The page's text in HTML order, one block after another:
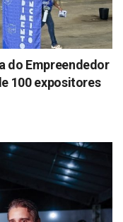
do Empreendedor
100 expositores